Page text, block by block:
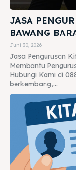
JASA
BAWANG
Juni 30, 2026
Jasa Pengurusan
Membantu
Hubungi Kami di
berkembang,...